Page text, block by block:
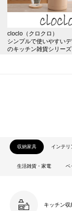
cloclo（クロクロ）
シンプルで使いやすい
のキッチン雑貨シリーズ
収納家具 インテリ
生活雑貨・家電 ベ
キッチン収